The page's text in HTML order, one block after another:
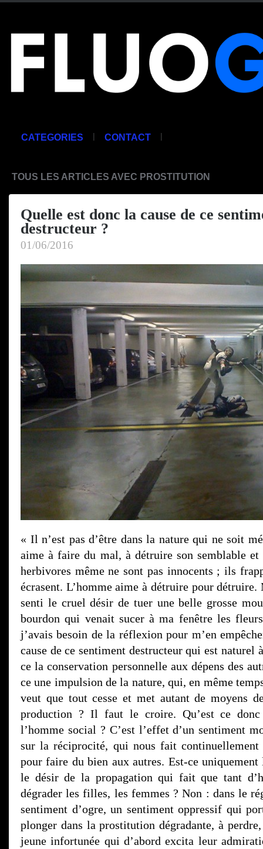
CATEGORIES | CONTACT |
TOUS LES ARTICLES AVEC PROSTITUTION
Quelle est donc la cause de ce
destructeur ?
01/06/2016
« Il n’est pas d’être dans la nature qui ne soit
aime à faire du mal, à détruire son semblable et
herbivores même ne sont pas innocents ; ils
écrasent. L’homme aime à détruire pour
senti le cruel désir de tuer une belle grosse
bourdon qui venait sucer à ma fenêtre les
j’avais besoin de la réflexion pour m’en
cause de ce sentiment destructeur qui est naturel
ce la conservation personnelle aux dépens des
ce une impulsion de la nature, qui, en même
veut que tout cesse et met autant de moyens
production ? Il faut le croire. Qu’est ce
l’homme social ? C’est l’effet d’un sentiment
sur la réciprocité, qui nous fait continuellement
pour faire du bien aux autres. Est-ce
le désir de la propagation qui fait que tant
dégrader les filles, les femmes ? Non : dans le
sentiment d’ogre, un sentiment oppressif qui
plonger dans la prostitution dégradante, à
jeune infortunée qui d’abord excita leur